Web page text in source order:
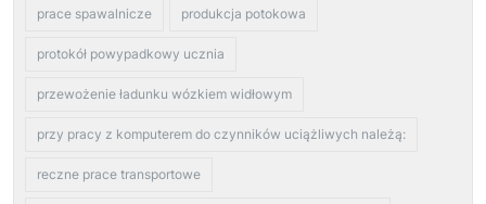
prace spawalnicze produkcja potokowa
protokół powypadkowy ucznia
przewożenie ładunku wózkiem widłowym
przy pracy z komputerem do czynników uciążliwych należą:
reczne prace transportowe